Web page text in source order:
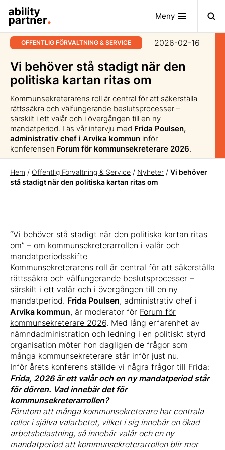
Meny
OFFENTLIG FÖRVALTNING & SERVICE 2026-02-16
Vi behöver stå stadigt när den
politiska kartan ritas om
Kommunsekreterarens roll är central för att säkerställa
rättssäkra och välfungerande beslutsprocesser –
särskilt i ett valår och i övergången till en ny
mandatperiod. Läs vår intervju med Frida Poulsen,
administrativ chef i Arvika kommun inför
konferensen Forum för kommunsekreterare 2026.
Hem / Offentlig Förvaltning & Service / Nyheter / Vi behöver
stå stadigt när den politiska kartan ritas om
“Vi behöver stå stadigt när den politiska kartan ritas
om” – om kommunsekreterarrollen i valår och
mandatperiodsskifte
Kommunsekreterarens roll är central för att säkerställa
rättssäkra och välfungerande beslutsprocesser –
särskilt i ett valår och i övergången till en ny
mandatperiod. Frida Poulsen, administrativ chef i
Arvika kommun, är moderator för Forum för
kommunsekreterare 2026. Med lång erfarenhet av
nämndadministration och ledning i en politiskt styrd
organisation möter hon dagligen de frågor som
många kommunsekreterare står inför just nu.
Inför årets konferens ställde vi några frågor till Frida:
Frida, 2026 är ett valår och en ny mandatperiod står
för dörren. Vad innebär det för
kommunsekreterarrollen?
Förutom att många kommunsekreterare har centrala
roller i själva valarbetet, vilket i sig innebär en ökad
arbetsbelastning, så innebär valår och en ny
mandatperiod att kommunsekreterarrollen blir mer